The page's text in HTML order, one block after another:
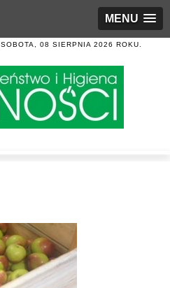
MENU
SOBOTA, 08 SIERPNIA 2026 ROKU.